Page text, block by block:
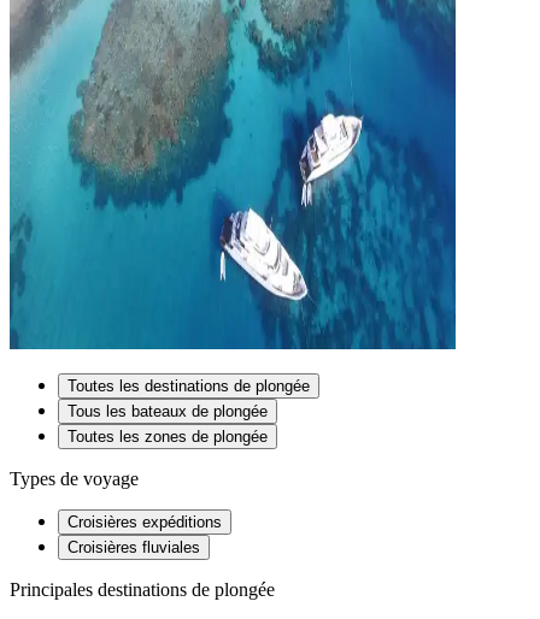
Toutes les destinations de plongée
Tous les bateaux de plongée
Toutes les zones de plongée
Types de voyage
Croisières expéditions
Croisières fluviales
Principales destinations de plongée